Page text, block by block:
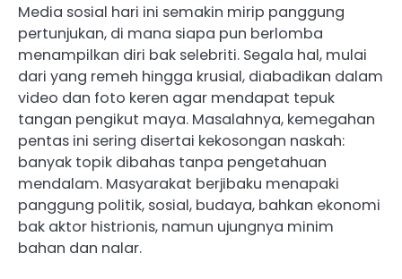
Media sosial hari ini semakin mirip panggung
pertunjukan, di mana siapa pun berlomba
menampilkan diri bak selebriti. Segala hal, mulai
dari yang remeh hingga krusial, diabadikan dalam
video dan foto keren agar mendapat tepuk
tangan pengikut maya. Masalahnya, kemegahan
pentas ini sering disertai kekosongan naskah:
banyak topik dibahas tanpa pengetahuan
mendalam. Masyarakat berjibaku menapaki
panggung politik, sosial, budaya, bahkan ekonomi
bak aktor histrionis, namun ujungnya minim
bahan dan nalar.